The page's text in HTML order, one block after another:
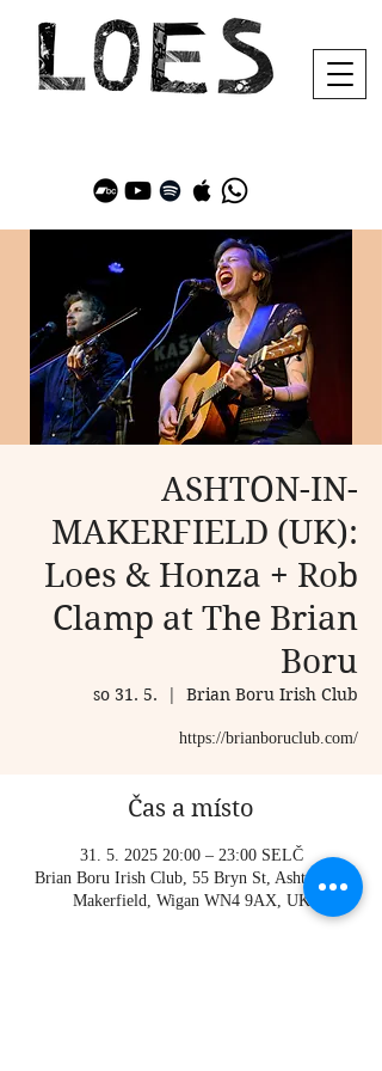
ASHTON-IN-
MAKERFIELD (UK):
Loes & Honza + Rob
Clamp at The Brian
Boru
so 31. 5.
  |
Brian Boru Irish Club
Čas a místo
31. 5. 2025 20:00 – 23:00 SELČ
Brian Boru Irish Club, 55 Bryn St, Ashton-in-
Makerfield, Wigan WN4 9AX, UK